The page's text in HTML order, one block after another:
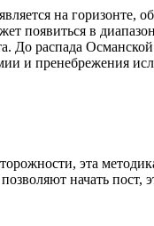
на горизонте,
появиться в
До распада
и пренебрежения
эта
начать